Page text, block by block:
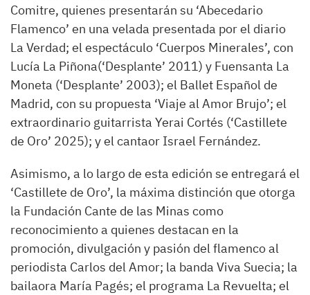
Comitre, quienes presentarán su ‘Abecedario
Flamenco’ en una velada presentada por el diario
La Verdad; el espectáculo ‘Cuerpos Minerales’, con
Lucía La Piñona(‘Desplante’ 2011) y Fuensanta La
Moneta (‘Desplante’ 2003); el Ballet Español de
Madrid, con su propuesta ‘Viaje al Amor Brujo’; el
extraordinario guitarrista Yerai Cortés (‘Castillete
de Oro’ 2025); y el cantaor Israel Fernández.
Asimismo, a lo largo de esta edición se entregará el
‘Castillete de Oro’, la máxima distinción que otorga
la Fundación Cante de las Minas como
reconocimiento a quienes destacan en la
promoción, divulgación y pasión del flamenco al
periodista Carlos del Amor; la banda Viva Suecia; la
bailaora María Pagés; el programa La Revuelta; el